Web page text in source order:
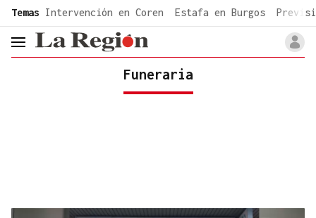
common.go-to-content
Temas Intervención en Coren Estafa en Burgos
header.menu.open
Funeraria